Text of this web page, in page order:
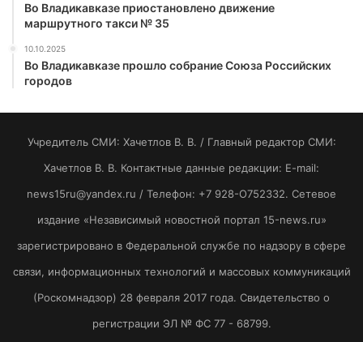
Во Владикавказе приостановлено движение
маршрутного такси № 35
10.10.2025
Во Владикавказе прошло собрание Союза Российских
городов
Учредитель СМИ: Хaчeтлoв B. B. / Главный редактор СМИ:
Хaчeтлoв B. B. Контактные данные редакции: E-mail:
news15ru@yandex.ru / Телефон: +7 928-O752332. Сетевое
издание «Независимый новостной портал 15-news.ru»
зарегистрировано в Федеральной службе по надзору в сфере
связи, информационных технологий и массовых коммуникаций
(Роскомнадзор) 28 февраля 2017 года. Свидетельство о
регистрации ЭЛ № ФС 77 - 68799.